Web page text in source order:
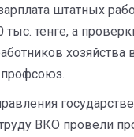
штатных
тыс. тенге, а
хозяйства
ВКО провели